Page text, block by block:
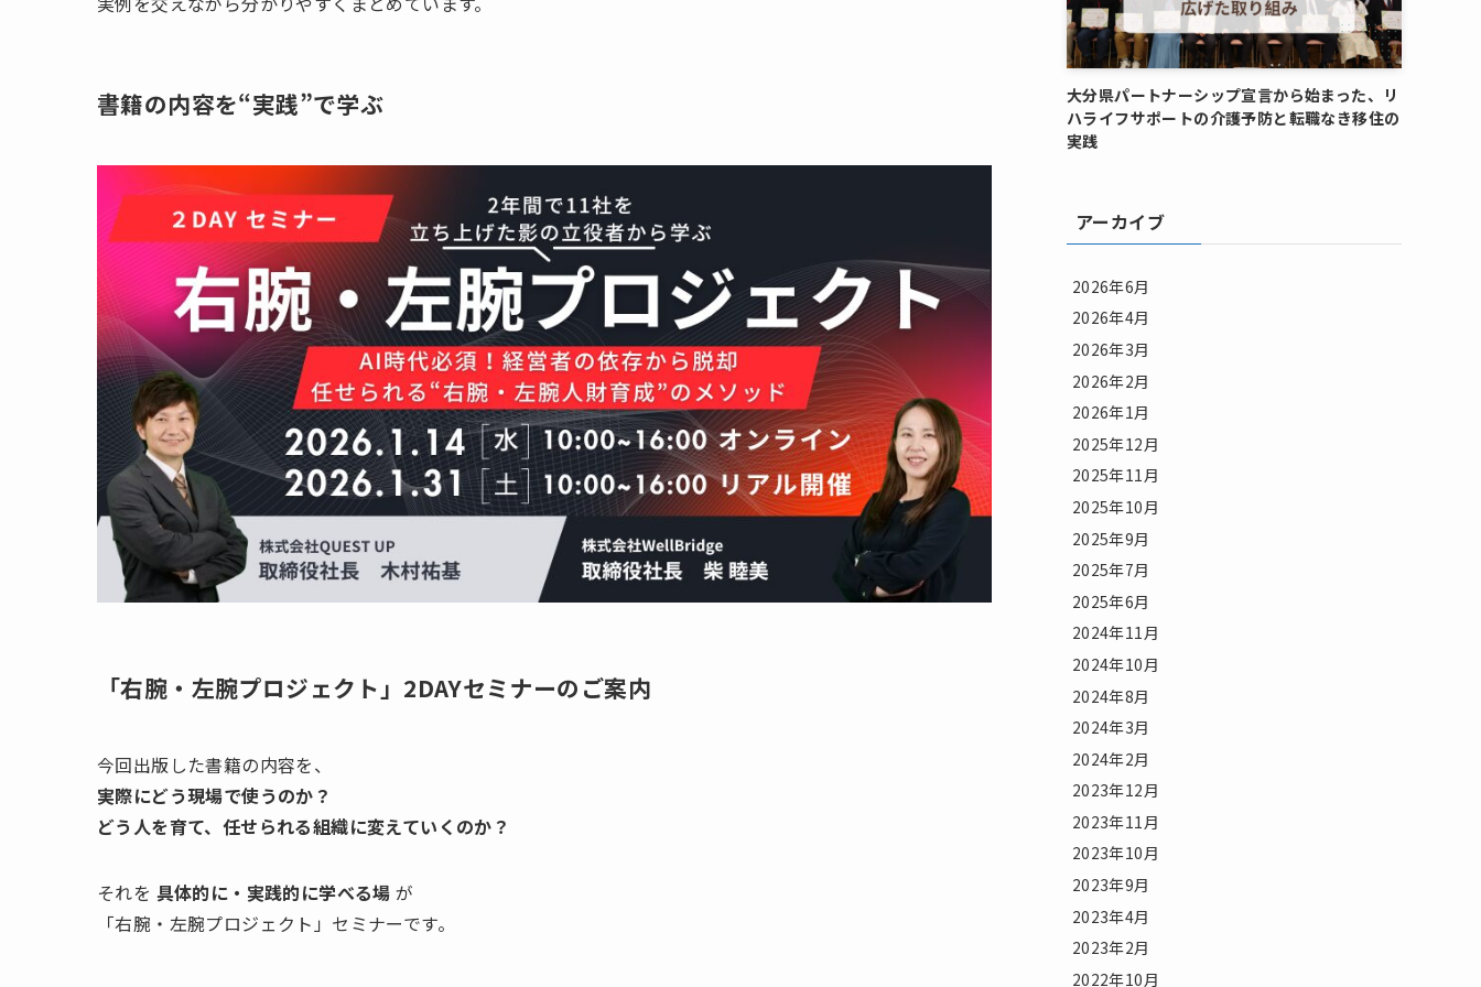
書籍の内容を“実践”で学ぶ
「右腕・左腕プロジェクト」2DAYセミナーのご案内
今回出版した書籍の内容を、
実際にどう現場で使うのか？
どう人を育て、任せられる組織に変えていくのか？
それを 具体的に・実践的に学べる場 が
「右腕・左腕プロジェクト」セミナーです。
大分県パートナーシップ宣言から始まった、リ
ハライフサポートの介護予防と転職なき移住の
実践
アーカイブ
2026年6月
2026年4月
2026年3月
2026年2月
2026年1月
2025年12月
2025年11月
2025年10月
2025年9月
2025年7月
2025年6月
2024年11月
2024年10月
2024年8月
2024年3月
2024年2月
2023年12月
2023年11月
2023年10月
2023年9月
2023年4月
2023年2月
2022年10月